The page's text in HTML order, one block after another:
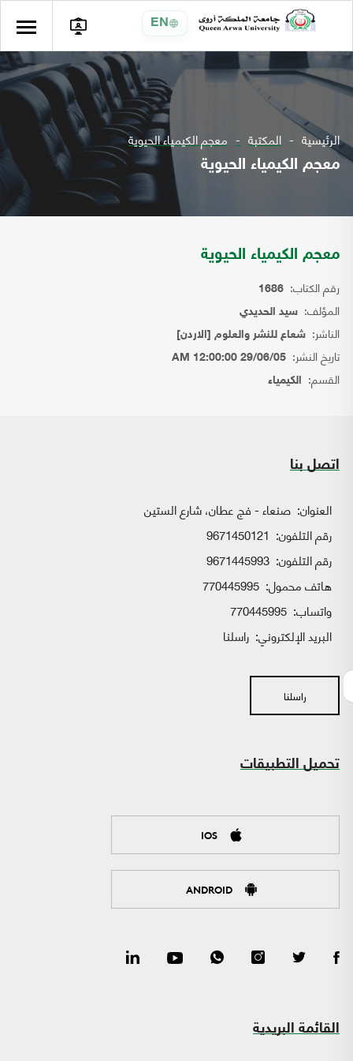
EN
الرئيسية المكتبة معجم الكيمياء الحيوية
معجم الكيمياء الحيوية
معجم الكيمياء الحيوية
رقم الكتاب: 1686
المؤلف: سيد الحديدي
الناشر: شعاع للنشر والعلوم [الاردن]
تاريخ النشر: 29/06/05 12:00:00 AM
القسم: الكيمياء
اتصل بنا
العنوان: صنعاء - فج عطان، شارع الستين
رقم التلفون: 9671450121
رقم التلفون: 9671445993
هاتف محمول: 770445995
واتساب:
البريد الإلكتروني: راسلنا
راسلنا
تحميل التطبيقات
IOS
ANDROID
القائمة البريدية